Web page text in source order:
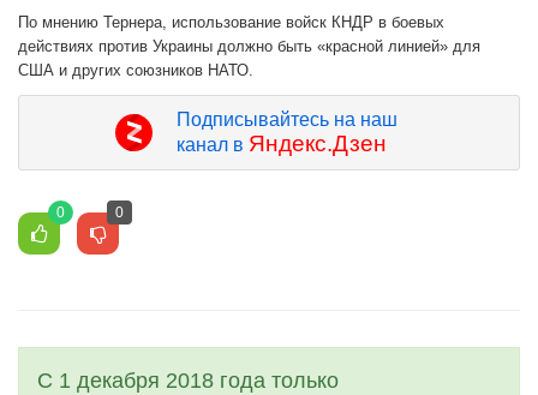
По мнению Тернера, использование войск КНДР в боевых
действиях против Украины должно быть «красной линией» для
США и других союзников НАТО.
Подписывайтесь на наш
канал в Яндекс.Дзен
0 0
С 1 декабря 2018 года только